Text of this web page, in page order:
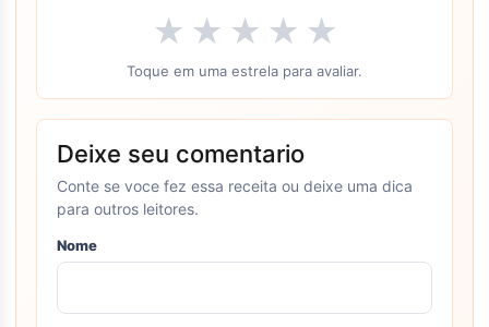
★ ★ ★ ★ ★
Toque em uma estrela para avaliar.
Deixe seu comentario
Conte se voce fez essa receita ou deixe uma dica
para outros leitores.
Nome